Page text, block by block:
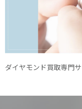
ダイヤモンド買取専門